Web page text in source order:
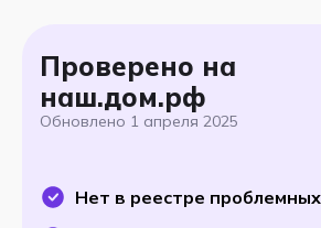
Проверено на
наш.дом.рф
Обновлено 1 апреля 2025
Нет в реестре